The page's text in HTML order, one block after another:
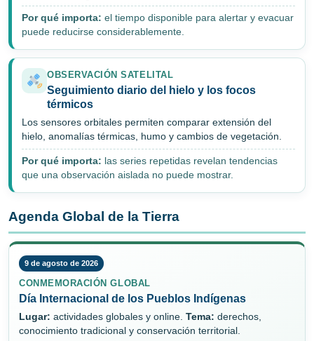
Por qué importa: el tiempo disponible para alertar y evacuar
puede reducirse considerablemente.
OBSERVACIÓN SATELITAL
Seguimiento diario del hielo y los focos
térmicos
Los sensores orbitales permiten comparar extensión del
hielo, anomalías térmicas, humo y cambios de vegetación.
Por qué importa: las series repetidas revelan tendencias
que una observación aislada no puede mostrar.
Agenda Global de la Tierra
9 de agosto de 2026
CONMEMORACIÓN GLOBAL
Día Internacional de los Pueblos Indígenas
Lugar: actividades globales y online. Tema: derechos,
conocimiento tradicional y conservación territorial.